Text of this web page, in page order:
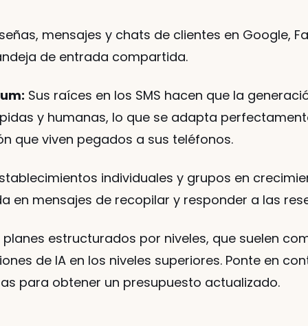
mensajes y chats de clientes en Google,
de entrada compartida.
Sus raíces en los SMS hacen que la
y humanas, lo que se adapta
que viven pegados a sus teléfonos.
individuales y grupos en
en mensajes de recopilar y responder a las
estructurados por niveles, que suelen
de IA en los niveles superiores. Ponte en
para obtener un presupuesto actualizado.